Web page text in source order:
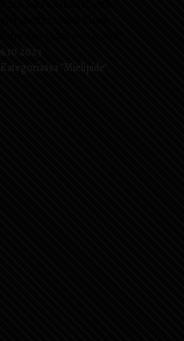
6.10.2023
Kategoriassa "Mielipide"